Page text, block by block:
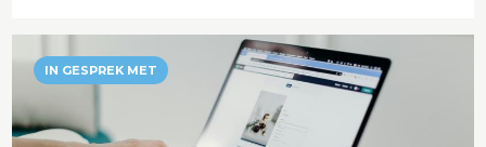
IN GESPREK MET